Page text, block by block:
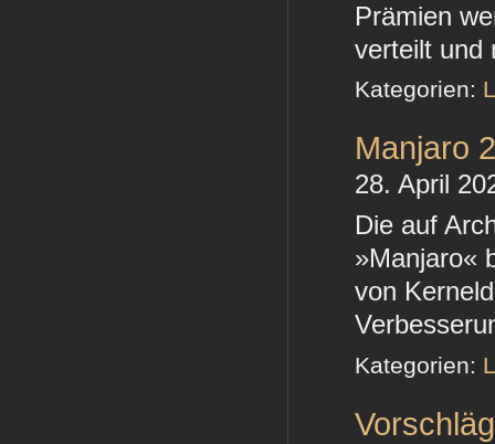
Prämien
verteilt und
Kategorien:
Manjaro
28. April
Die auf
»Manjaro«
von
Kategorien: